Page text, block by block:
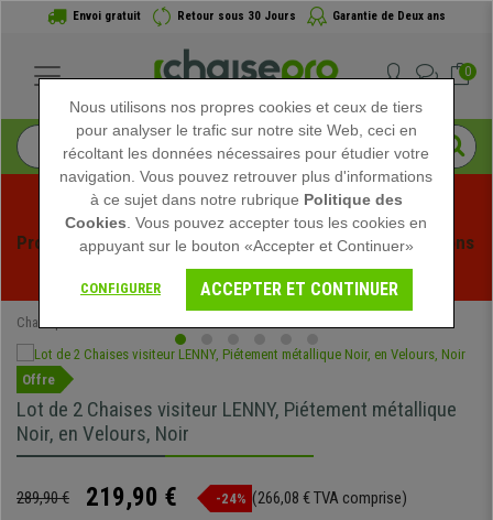
Envoi gratuit Retour sous 30 Jours Garantie de Deux ans
0
Profitez des soldes d'été chez Chaisepro ! Des réductions
exclusives pour une durée limitée - Voir l'offre
Chaisepro
Offre
Lot de 2 Chaises visiteur LENNY, Piétement métallique
Noir, en Velours, Noir
289,90 € 219,90 € -24% (266,08 € TVA comprise)
Nous utilisons nos propres cookies et ceux de tiers
pour analyser le trafic sur notre site Web, ceci en
récoltant les données nécessaires pour étudier votre
navigation. Vous pouvez retrouver plus d'informations
à ce sujet dans notre rubrique Politique des
Cookies . Vous pouvez accepter tous les cookies en
appuyant sur le bouton «Accepter et Continuer»
CONFIGURER ACCEPTER ET CONTINUER